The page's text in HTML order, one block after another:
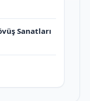
Sanatları